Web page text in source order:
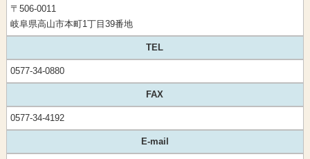
〒506-0011
岐阜県高山市本町1丁目39番地
TEL
0577-34-0880
FAX
0577-34-4192
E-mail